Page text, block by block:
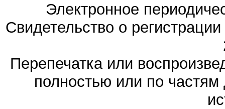
Электронное
Свидетельство о
Перепечатка или
полностью или по частям